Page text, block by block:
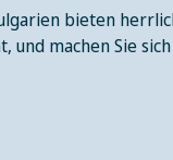
bieten
und machen Sie